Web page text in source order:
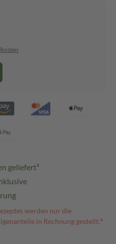
geliefert³
werden nur die
in Rechnung gestellt.⁴